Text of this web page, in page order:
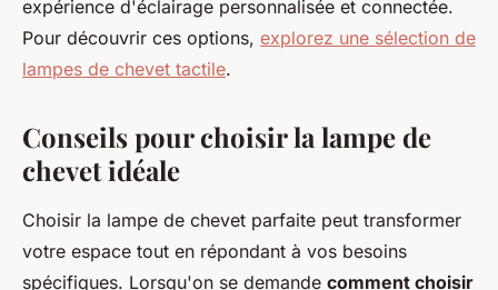
expérience d'éclairage personnalisée et connectée.
Pour découvrir ces options, explorez une sélection de
lampes de chevet tactile.
Conseils pour choisir la lampe de
chevet idéale
Choisir la lampe de chevet parfaite peut transformer
votre espace tout en répondant à vos besoins
spécifiques. Lorsqu'on se demande comment choisir